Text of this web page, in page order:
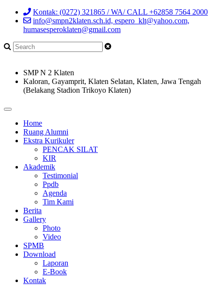
Kontak: (0272) 321865 / WA/ CALL +62858 7564 2000
info@smpn2klaten.sch.id, espero_klt@yahoo.com,
humasesperoklaten@gmail.com
SMP N 2 Klaten
Kaloran, Gayamprit, Klaten Selatan, Klaten, Jawa Tengah
(Belakang Stadion Trikoyo Klaten)
Home
Ruang Alumni
Ekstra Kurikuler
PENCAK SILAT
KIR
Akademik
Testimonial
Ppdb
Agenda
Tim Kami
Berita
Gallery
Photo
Video
SPMB
Download
Laporan
E-Book
Kontak